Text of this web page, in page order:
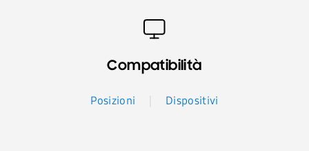
Compatibilità
Posizioni Dispositivi